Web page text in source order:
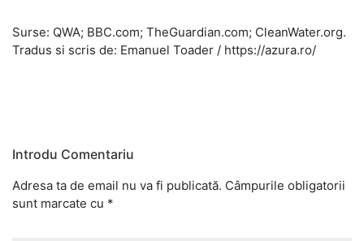
Surse: QWA; BBC.com; TheGuardian.com; CleanWater.org.
Tradus si scris de: Emanuel Toader / https://azura.ro/
Introdu Comentariu
Adresa ta de email nu va fi publicată. Câmpurile obligatorii
sunt marcate cu *